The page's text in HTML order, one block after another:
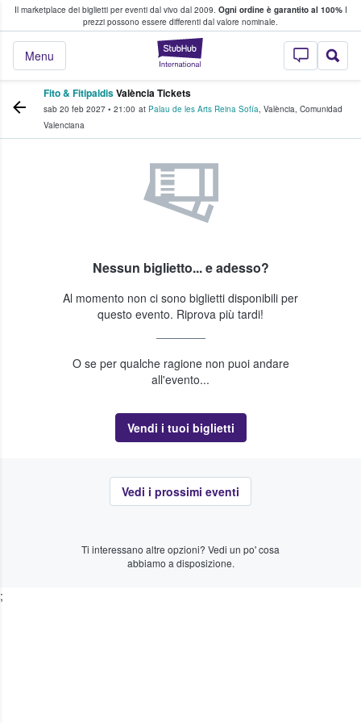
Il marketplace dei biglietti per eventi dal vivo dal 2009. Ogni ordine è garantito al 100%I
prezzi possono essere differenti dal valore nominale.
StubHub - Dove
Menu
fan comprano e vendono biglietti
Fito & FitipaldisValència Tickets
sab 20 feb 2027 • 21:00 at Palau de les Arts Reina Sofía, València, Comunidad
Valenciana
Nessun biglietto... e adesso?
Al momento non ci sono biglietti disponibili per
questo evento. Riprova più tardi!
O se per qualche ragione non puoi andare
all'evento...
Vendi i tuoi biglietti
Vedi i prossimi eventi
Ti interessano altre opzioni? Vedi un po' cosa
abbiamo a disposizione.
;